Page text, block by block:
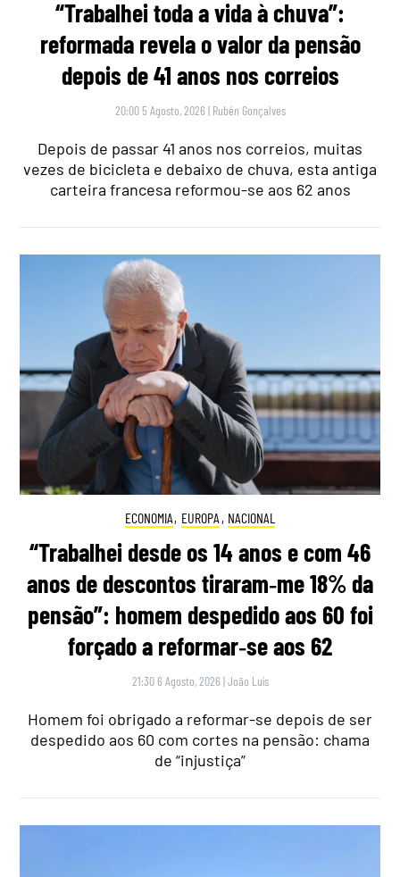
“Trabalhei toda a vida à chuva”:
reformada revela o valor da pensão
depois de 41 anos nos correios
20:00 5 Agosto, 2026 | Rubén Gonçalves
Depois de passar 41 anos nos correios, muitas
vezes de bicicleta e debaixo de chuva, esta antiga
carteira francesa reformou-se aos 62 anos
ECONOMIA, EUROPA , NACIONAL
“Trabalhei desde os 14 anos e com 46
anos de descontos tiraram‑me 18% da
pensão”: homem despedido aos 60 foi
forçado a reformar‑se aos 62
21:30 6 Agosto, 2026 |João Luís
Homem foi obrigado a reformar-se depois de ser
despedido aos 60 com cortes na pensão: chama
de “injustiça”